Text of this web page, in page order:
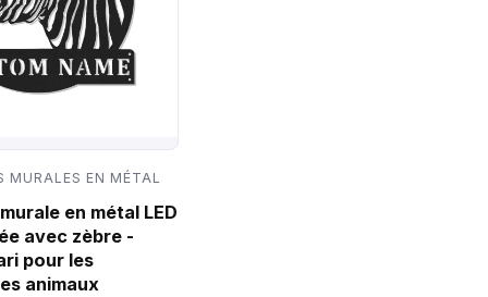
MURALES EN MÉTAL
en métal LED
avec zèbre -
pour les
animaux